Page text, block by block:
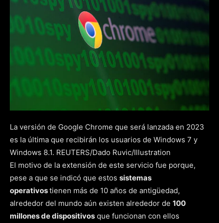
La versión de Google Chrome que será lanzada en 2023
es la última que recibirán los usuarios de Windows 7 y
Windows 8.1. REUTERS/Dado Ruvic/Illustration
El motivo de la extensión de este servicio fue porque,
pese a que se indicó que estos sistemas
operativostienen más de 10 años de antigüedad,
alrededor del mundo aún existen alrededor de 100
millones de dispositivos que funcionan con ellos